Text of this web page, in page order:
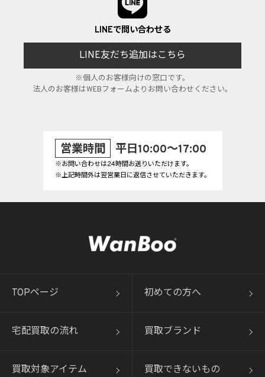
LINEで問い合わせる
LINE友だち追加はこちら
※個人のお客様向けの窓口です。
法人のお客様はWEBフォームよりお問い合わせください。
営業時間 平日10:00～17:00
※お問い合わせは24時間お送りいただけます。
※上記時間外は翌営業日に返信させていただきます。
TOPページ 初めての方へ
宅配買取の流れ 買取ブランド
買取対象アイテム 買取できないもの